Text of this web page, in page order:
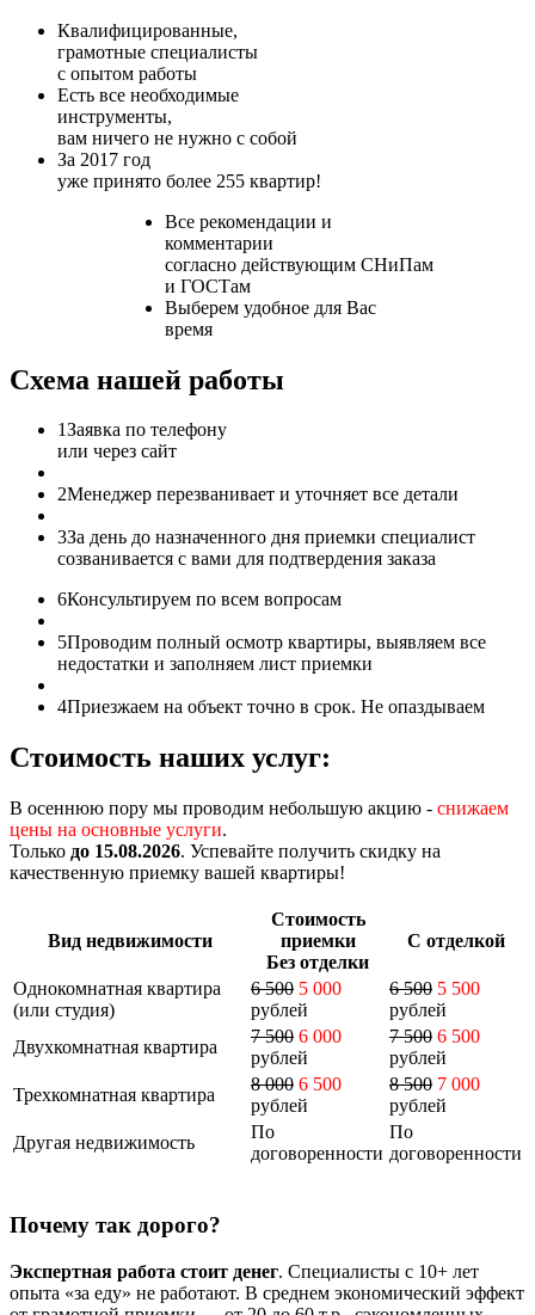
Квалифицированные,
грамотные специалисты
с опытом работы
Есть все необходимые
инструменты,
вам ничего не нужно с собой
За 2017 год
уже принято более 255 квартир!
Все рекомендации и
комментарии
согласно действующим СНиПам
и ГОСТам
Выберем удобное для Вас
время
Схема нашей работы
1Заявка по телефону
или через сайт
2Менеджер перезванивает и уточняет все детали
3За день до назначенного дня приемки специалист
созванивается с вами для подтвердения заказа
6Консультируем по всем вопросам
5Проводим полный осмотр квартиры, выявляем все
недостатки и заполняем лист приемки
4Приезжаем на объект точно в срок. Не опаздываем
Стоимость наших услуг:
В осеннюю пору мы проводим небольшую акцию - снижаем
цены на основные услуги.
Только до 15.08.2026. Успевайте получить скидку на
качественную приемку вашей квартиры!
Вид недвижимости
Стоимость
приемки
Без отделки
С отделкой
Однокомнатная квартира
(или студия)
6 500 5 000
рублей
6 500 5 500
рублей
Двухкомнатная квартира
7 500 6 000
рублей
7 500 6 500
рублей
Трехкомнатная квартира
8 000 6 500
рублей
8 500 7 000
рублей
Другая недвижимость
По
договоренности
По
договоренности
Почему так дорого?
Экспертная работа стоит денег. Специалисты с 10+ лет
опыта «за еду» не работают. В среднем экономический эффект